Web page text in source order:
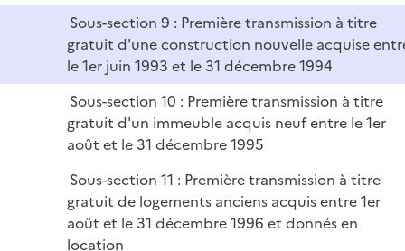
Sous-section 9 : Première transmission à titre
gratuit d'une construction nouvelle acquise
le 1er juin 1993 et le 31 décembre 1994
Sous-section 10 : Première transmission à titre
gratuit d'un immeuble acquis neuf entre le 1er
août et le 31 décembre 1995
Sous-section 11 : Première transmission à titre
gratuit de logements anciens acquis entre 1er
août et le 31 décembre 1996 et donnés en
location